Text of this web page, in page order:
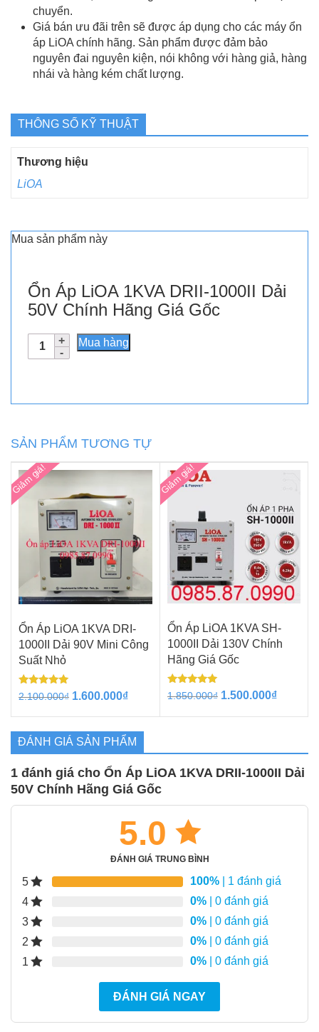
chuyển.
Giá bán ưu đãi trên sẽ được áp dụng cho các máy ổn
áp LiOA chính hãng. Sản phẩm được đảm bảo
nguyên đai nguyên kiện, nói không với hàng giả, hàng
nhái và hàng kém chất lượng.
THÔNG SỐ KỸ THUẬT
Thương hiệu
LiOA
Mua sản phẩm này
Ổn Áp LiOA 1KVA DRII-1000II Dải
50V Chính Hãng Giá Gốc
Ổn
Áp
DRII-
50V
Chính
Hãng
Giá
Gốc
lượng
Mua hàng
SẢN PHẨM TƯƠNG TỰ
Giảm giá!
Ổn Áp LiOA 1KVA DRI-
1000II Dải 90V Mini Công
Suất Nhỏ
Được xếp
hạng
5 sao
2.100.000₫ Giá
2.100.000₫.
1.600.000₫Giá
là:
1.600.000₫.
Giảm giá!
Ổn Áp LiOA 1KVA SH-
1000II Dải 130V Chính
Hãng Giá Gốc
Được xếp
hạng
5 sao
1.850.000₫ Giá
1.500.000₫Giá
ĐÁNH GIÁ SẢN PHẨM
1 đánh giá cho Ổn Áp LiOA 1KVA DRII-1000II Dải
50V Chính Hãng Giá Gốc
5.0
ĐÁNH GIÁ TRUNG BÌNH
5 100% | 1 đánh giá
4
0% | 0 đánh giá
3
0% | 0 đánh giá
2
0% | 0 đánh giá
1
0% | 0 đánh giá
ĐÁNH GIÁ NGAY